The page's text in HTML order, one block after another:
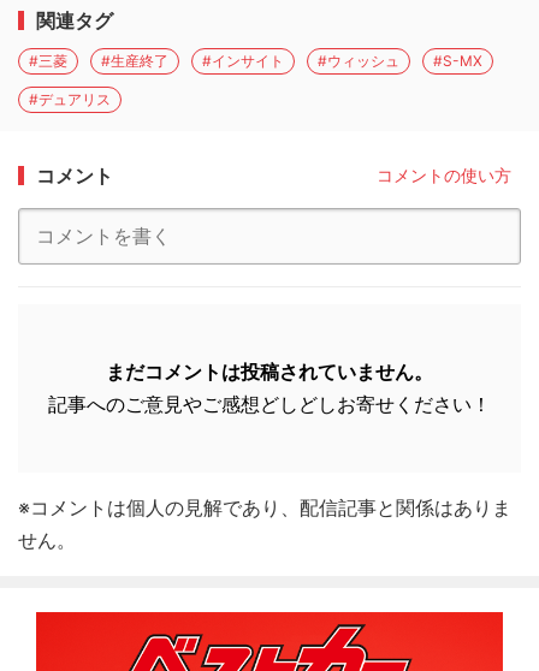
関連タグ
#三菱 #生産終了 #インサイト #ウィッシュ #S-MX
#デュアリス
コメント コメントの使い方
まだコメントは投稿されていません。
記事へのご意見やご感想どしどしお寄せください！
※コメントは個人の見解であり、配信記事と関係はありま
せん。